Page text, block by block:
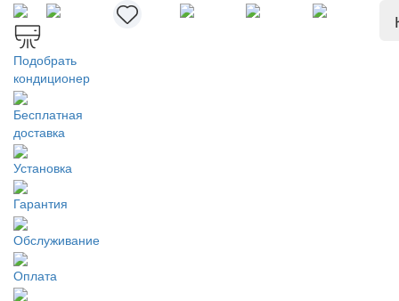
Подобрать
кондиционер
Бесплатная
доставка
Установка
Гарантия
Обслуживание
Оплата